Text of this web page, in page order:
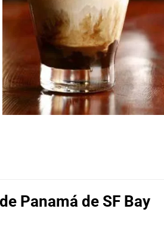
Panamá de SF Bay